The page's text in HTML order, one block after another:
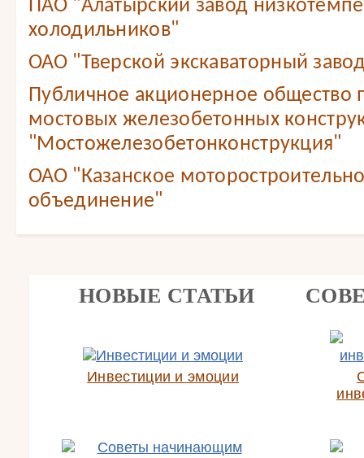
ПАО "Алатырский завод
холодильников"
ОАО "Тверской экскаваторный
Публичное акционерное общество
мостовых железобетонных
"Мостожелезобетонконструкция"
ОАО "Казанское
объединение"
НОВЫЕ СТАТЬИ
Инвестиции и эмоции